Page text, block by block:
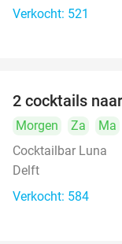
Verkocht: 521
2 cocktails
Morgen Za Ma
Cocktailbar Luna
Delft
Verkocht: 584